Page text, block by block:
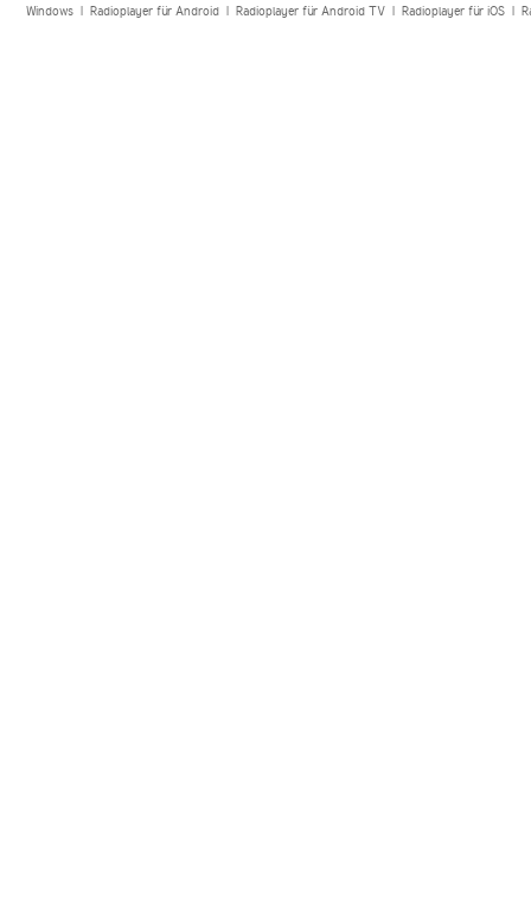
Windows| Radioplayer für Android| Radioplayer für Android TV| Radioplayer für iOS|